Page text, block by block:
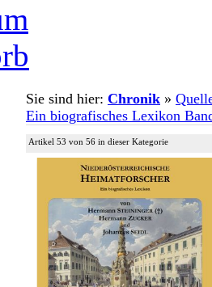
Sie sind hier: Chronik »
Ein biografisches Lexikon
Artikel 53 von 56 in dieser Kategorie